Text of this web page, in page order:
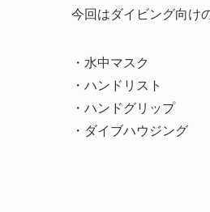
今回はダイビング向け
・水中マスク
・ハンドリスト
・ハンドグリップ
・ダイブハウジング